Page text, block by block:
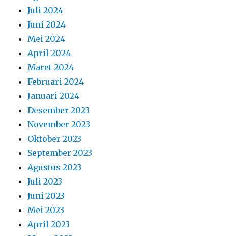
September 2023
Agustus 2023
Juli 2023
Juni 2023
Mei 2023
April 2023
Maret 2023
Februari 2023
Januari 2023
Desember 2022
November 2022
Oktober 2022
September 2022
Agustus 2022
Juli 2022
Juni 2022
Mei 2022